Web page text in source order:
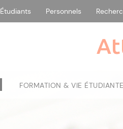
Étudiants Personnels
FORMATION & VIE ÉTUDIANTE